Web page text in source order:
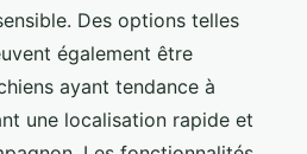
Des options telles
également être
ayant tendance à
une localisation rapide et